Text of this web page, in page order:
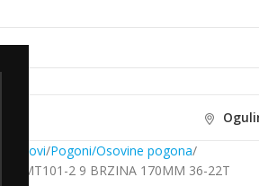
Dijelovi Pogoni/Osovine pogona
FCMT101-2 9 BRZINA 170MM 36-22T